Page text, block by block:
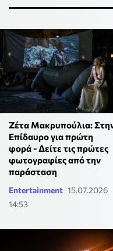
Ζέτα Μακρυπούλια:
Επίδαυρο για πρώτη
φορά - Δείτε τις πρώτες
φωτογραφίες από την
παράσταση
Entertainment 15.07.2026
14:53